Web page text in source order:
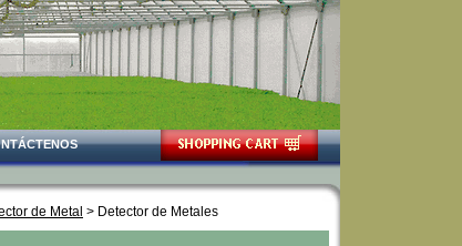
de Metal > Detector de Metales